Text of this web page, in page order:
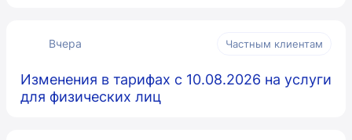
Вчера Частным клиентам
Изменения в тарифах с 10.08.2026 на услуги
для физических лиц